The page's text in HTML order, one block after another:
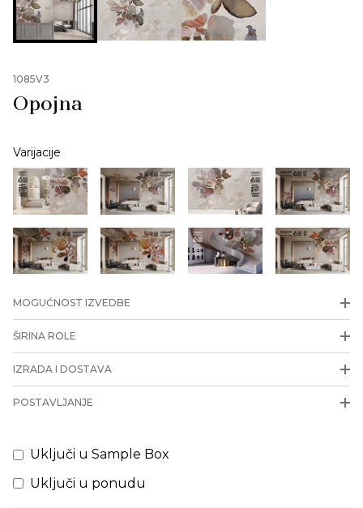
1085V3
Opojna
Varijacije
MOGUĆNOST IZVEDBE
ŠIRINA ROLE
IZRADA I DOSTAVA
POSTAVLJANJE
Uključi u Sample Box
Uključi u ponudu